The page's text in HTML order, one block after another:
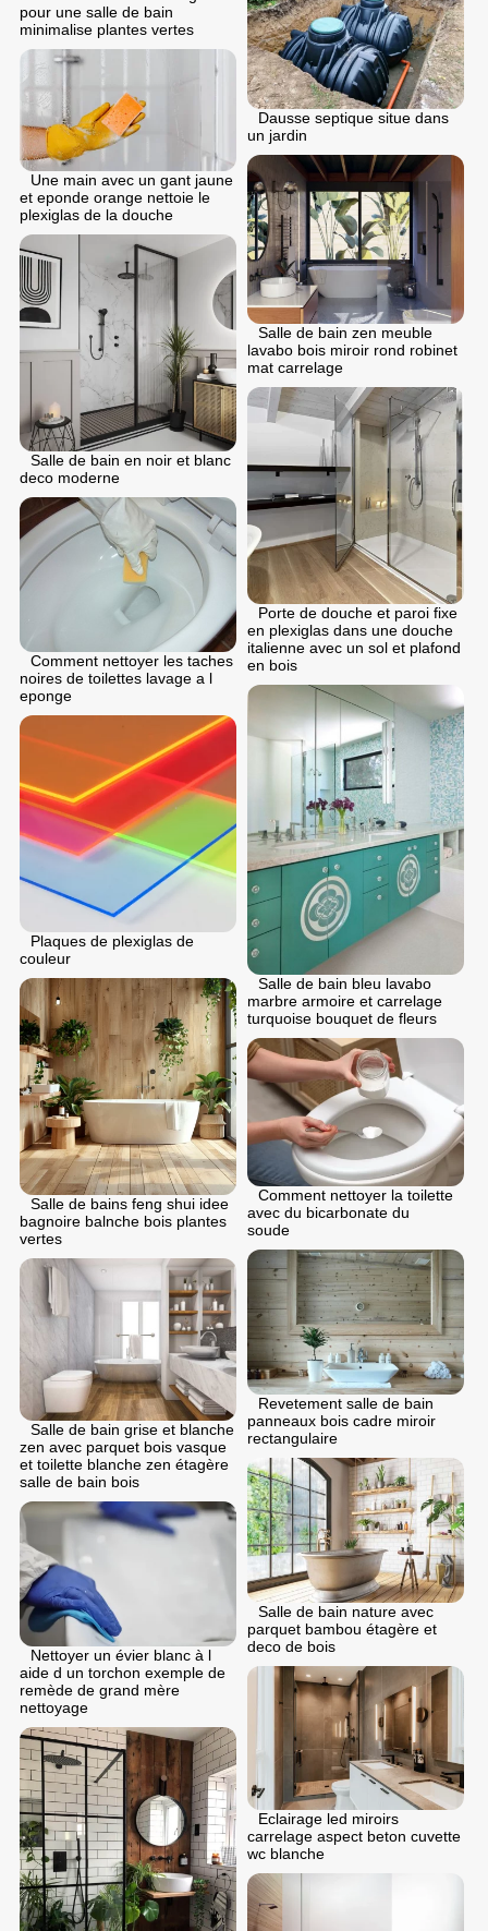
pour une salle de bain
minimalise plantes vertes
Dausse septique situe dans
un jardin
Une main avec un gant jaune
et eponde orange nettoie le
plexiglas de la douche
Salle de bain zen meuble
lavabo bois miroir rond robinet
mat carrelage
Salle de bain en noir et blanc
deco moderne
Porte de douche et paroi fixe
en plexiglas dans une douche
italienne avec un sol et plafond
en bois
Comment nettoyer les taches
noires de toilettes lavage a l
eponge
Salle de bain bleu lavabo
marbre armoire et carrelage
turquoise bouquet de fleurs
Plaques de plexiglas de
couleur
Salle de bains feng shui idee
bagnoire balnche bois plantes
vertes
Comment nettoyer la toilette
avec du bicarbonate du
soude
Revetement salle de bain
panneaux bois cadre miroir
rectangulaire
Salle de bain grise et blanche
zen avec parquet bois vasque
et toilette blanche zen étagère
salle de bain bois
Salle de bain nature avec
parquet bambou étagère et
deco de bois
Nettoyer un évier blanc à l
aide d un torchon exemple de
remède de grand mère
nettoyage
Eclairage led miroirs
carrelage aspect beton cuvette
wc blanche